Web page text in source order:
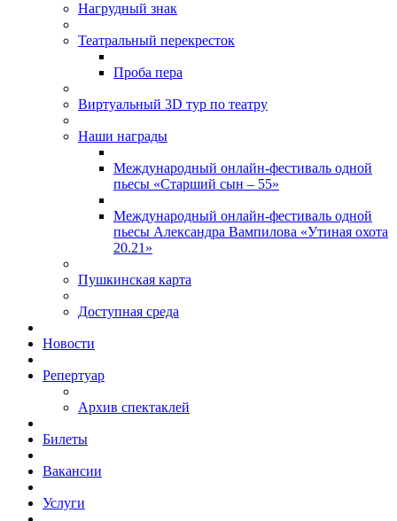
Нагрудный знак
Театральный перекресток
Проба пера
Виртуальный 3D тур по театру
Наши награды
Международный онлайн-фестиваль одной
пьесы «Старший сын – 55»
Международный онлайн-фестиваль одной
пьесы Александра Вампилова «Утиная охота
20.21»
Пушкинская карта
Доступная среда
Новости
Репертуар
Архив спектаклей
Билеты
Вакансии
Услуги